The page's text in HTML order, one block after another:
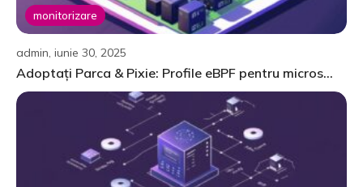
monitorizare
admin, iunie 30, 2025
Adoptați Parca & Pixie: Profile eBPF pentru micros...